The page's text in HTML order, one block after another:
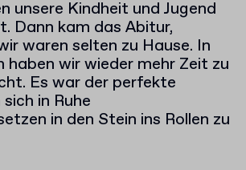
unsere Kindheit und Jugend
Dann kam das Abitur,
waren selten zu Hause. In
haben wir wieder mehr Zeit zu
Es war der perfekte
in Ruhe
in den Stein ins Rollen zu